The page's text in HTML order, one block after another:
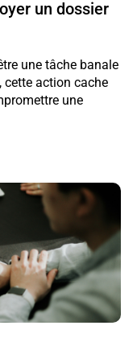
un dossier
une tâche banale
action cache
une